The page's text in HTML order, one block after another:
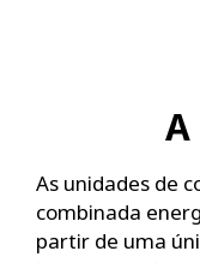
A
As unidades de
combinada
partir de uma